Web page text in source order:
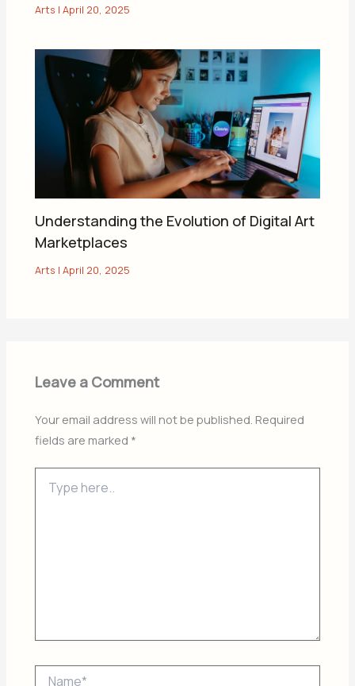
Arts |April 20, 2025
Understanding the Evolution of Digital Art
Marketplaces
Arts |April 20, 2025
Leave a Comment
Your email address will not be published. Required
fields are marked *
here..